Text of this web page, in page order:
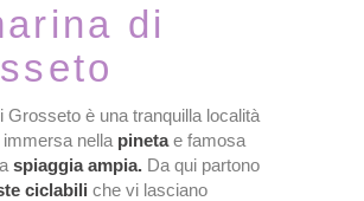
di
Grosseto è una tranquilla località
immersa nella pinetae famosa
spiaggia ampia. Da qui partono
ciclabili che vi lasciano